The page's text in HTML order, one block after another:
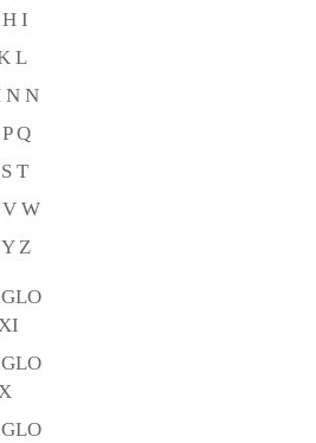
I
L
N N
Q
T
W
Z